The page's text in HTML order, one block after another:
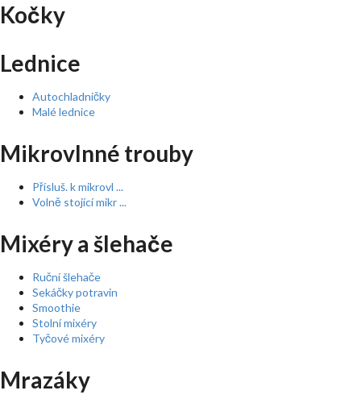
Kočky
Lednice
Autochladničky
Malé lednice
Mikrovlnné trouby
Přísluš. k mikrovl ...
Volně stojící mikr ...
Mixéry a šlehače
Ruční šlehače
Sekáčky potravin
Smoothie
Stolní mixéry
Tyčové mixéry
Mrazáky